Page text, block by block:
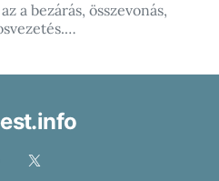
a bezárás, összevonás,